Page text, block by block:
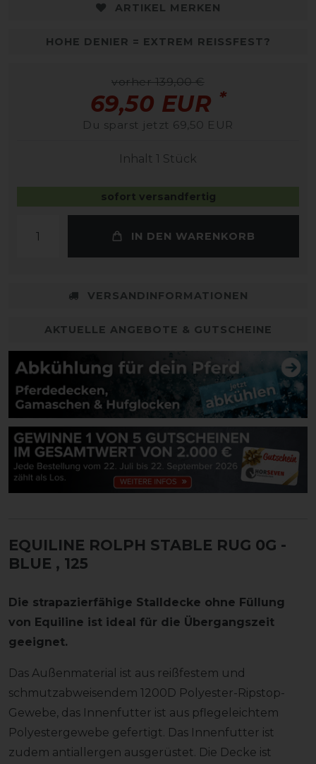
ARTIKEL MERKEN
HOHE DENIER = EXTREM REISSFEST?
vorher 139,00 €
69,50 EUR *
Du sparst jetzt 69,50 EUR
Inhalt 1 Stück
sofort versandfertig
IN DEN WARENKORB
VERSANDINFORMATIONEN
AKTUELLE ANGEBOTE & GUTSCHEINE
EQUILINE ROLPH STABLE RUG 0G -
BLUE , 125
Die strapazierfähige Stalldecke ohne Füllung
von Equiline ist ideal für die Übergangszeit
geeignet.
Das Außenmaterial ist aus reißfestem und
schmutzabweisendem 1200D Polyester-Ripstop-
Gewebe, das Innenfutter ist aus pflegeleichtem
Polyestergewebe gefertigt. Das Innenfutter ist
zudem antiallergen ausgerüstet. Die Decke ist